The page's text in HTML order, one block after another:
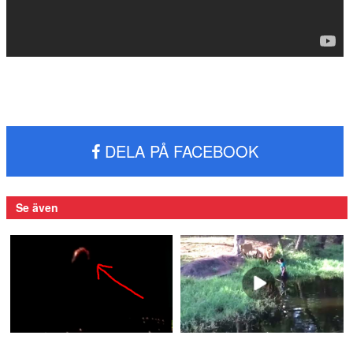
DELA PÅ FACEBOOK
Se även